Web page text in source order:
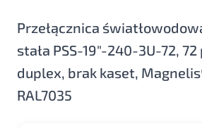
Przełącznica
stała PSS-19"-240-3U-72, 72
duplex, brak kaset,
RAL7035